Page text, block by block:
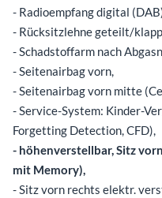
- Radioempfang digital
- Rücksitzlehne geteilt/
- Schadstoffarm nach
- Seitenairbag vorn,
- Seitenairbag vorn mitte
- Service-System: Kinder-
Forgetting Detection, CFD),
- höhenverstellbar, Sitz
mit Memory),
- Sitz vorn rechts elektr.